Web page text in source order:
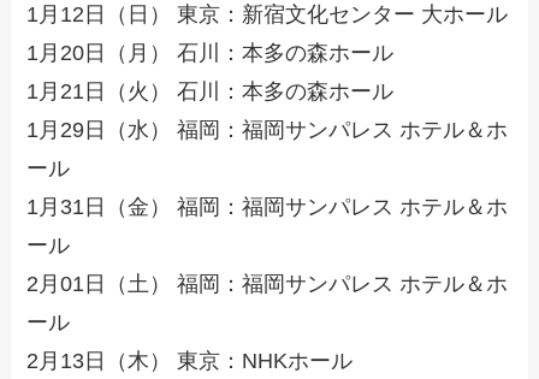
1月12日（日） 東京：新宿文化センター 大ホール
1月20日（月） 石川：本多の森ホール
1月21日（火） 石川：本多の森ホール
1月29日（水） 福岡：福岡サンパレス ホテル＆ホ
ール
1月31日（金） 福岡：福岡サンパレス ホテル＆ホ
ール
2月01日（土） 福岡：福岡サンパレス ホテル＆ホ
ール
2月13日（木） 東京：NHKホール